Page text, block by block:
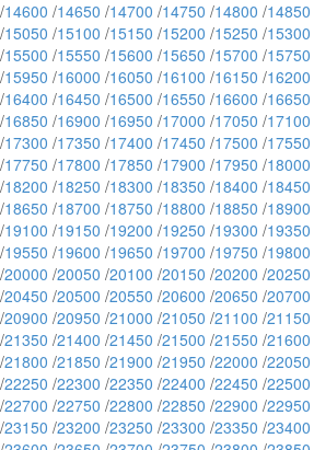
/14600 /14650 /14700 /14750 /14800 /14850
/15050 /15100 /15150 /15200 /15250 /15300
/15500 /15550 /15600 /15650 /15700 /15750
/15950 /16000 /16050 /16100 /16150 /16200
/16400 /16450 /16500 /16550 /16600 /16650
/16850 /16900 /16950 /17000 /17050 /17100
/17300 /17350 /17400 /17450 /17500 /17550
/17750 /17800 /17850 /17900 /17950 /18000
/18200 /18250 /18300 /18350 /18400 /18450
/18650 /18700 /18750 /18800 /18850 /18900
/19100 /19150 /19200 /19250 /19300 /19350
/19550 /19600 /19650 /19700 /19750 /19800
/20000 /20050 /20100 /20150 /20200 /20250
/20450 /20500 /20550 /20600 /20650 /20700
/20900 /20950 /21000 /21050 /21100 /21150
/21350 /21400 /21450 /21500 /21550 /21600
/21800 /21850 /21900 /21950 /22000 /22050
/22250 /22300 /22350 /22400 /22450 /22500
/22700 /22750 /22800 /22850 /22900 /22950
/23150 /23200 /23250 /23300 /23350 /23400